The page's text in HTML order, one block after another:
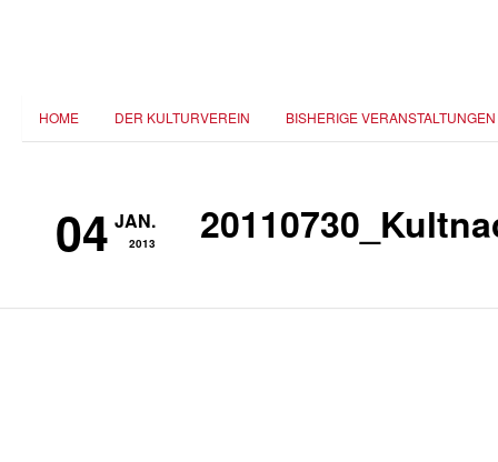
HOME DER KULTURVEREIN BISHERIGE VERANSTALTUNGEN
04 JAN.
2013